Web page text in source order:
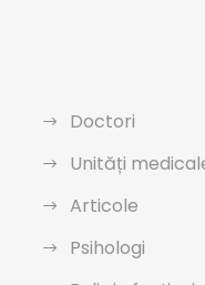
Doctori
Unități
Articole
Psihologi